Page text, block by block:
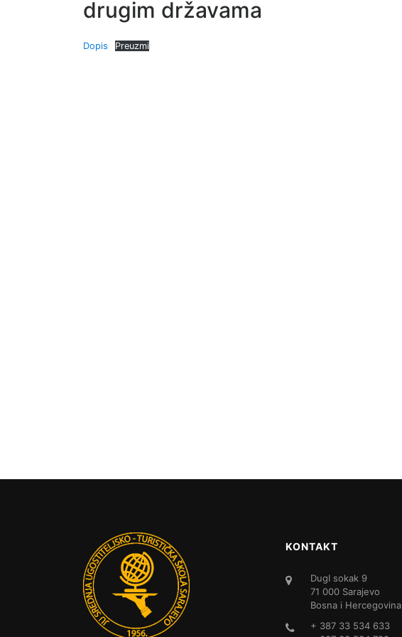
drugim državama
Dopis Preuzmi
KONTAKT
DugI sokak 9
71 000 Sarajevo
Bosna i Hercegovina
+ 387 33 534 633